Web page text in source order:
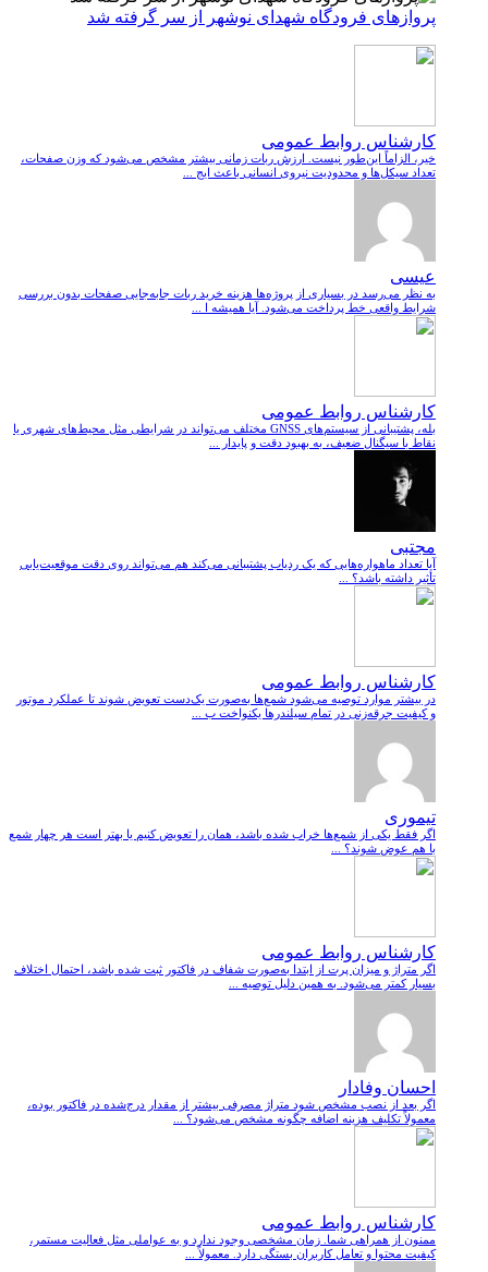
پروازهای فرودگاه شهدای نوشهر از سر گرفته شد
کارشناس روابط عمومی
خیر، الزاماً این‌طور نیست. ارزش ربات زمانی بیشتر مشخص می‌شود که وزن صفحات،
تعداد سیکل‌ها و محدودیت نیروی انسانی باعث ایج ...
عیسی
به نظر می‌رسد در بسیاری از پروژه‌ها هزینه خرید ربات جابه‌جایی صفحات بدون بررسی
شرایط واقعی خط پرداخت می‌شود. آیا همیشه ا ...
کارشناس روابط عمومی
بله، پشتیبانی از سیستم‌های GNSS مختلف می‌تواند در شرایطی مثل محیط‌های شهری یا
نقاط با سیگنال ضعیف، به بهبود دقت و پایدار ...
مجتبی
آیا تعداد ماهواره‌هایی که یک ردیاب پشتیبانی می‌کند هم می‌تواند روی دقت موقعیت‌یابی
تأثیر داشته باشد؟ ...
کارشناس روابط عمومی
در بیشتر موارد توصیه می‌شود شمع‌ها به‌صورت یک‌دست تعویض شوند تا عملکرد موتور
و کیفیت جرقه‌زنی در تمام سیلندرها یکنواخت ب ...
تیموری
اگر فقط یکی از شمع‌ها خراب شده باشد، همان را تعویض کنیم یا بهتر است هر چهار شمع
با هم عوض شوند؟ ...
کارشناس روابط عمومی
اگر متراژ و میزان پرت از ابتدا به‌صورت شفاف در فاکتور ثبت شده باشد، احتمال اختلاف
بسیار کمتر می‌شود. به همین دلیل توصیه ...
احسان وفادار
اگر بعد از نصب مشخص شود متراژ مصرفی بیشتر از مقدار درج‌شده در فاکتور بوده،
معمولاً تکلیف هزینه اضافه چگونه مشخص می‌شود؟ ...
کارشناس روابط عمومی
ممنون از همراهی شما. زمان مشخصی وجود ندارد و به عواملی مثل فعالیت مستمر،
کیفیت محتوا و تعامل کاربران بستگی دارد. معمولاً ...